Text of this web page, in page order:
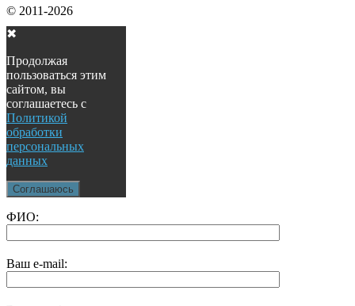
© 2011-2026
✖
Продолжая
пользоваться этим
сайтом, вы
соглашаетесь с
Политикой
обработки
персональных
данных
Соглашаюсь
ФИО:
Ваш e-mail: